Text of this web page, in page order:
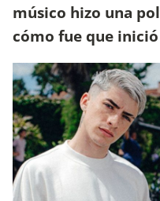
músico hizo una
cómo fue que